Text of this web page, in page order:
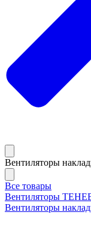
Вентиляторы
Все товары
Вентиляторы
Вентиляторы